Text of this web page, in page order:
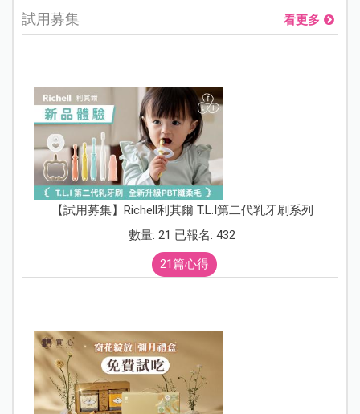
試用募集 看更多
【試用募集】Richell利其爾 T.L.I第二代乳牙刷系列
數量: 21 已報名: 432
21篇心得